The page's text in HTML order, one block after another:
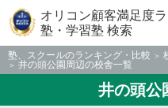
オリコン顧客満足度
塾・学習塾 検索
塾、スクールのランキング・比較
井の頭公園周辺の校舎一覧
井の頭公